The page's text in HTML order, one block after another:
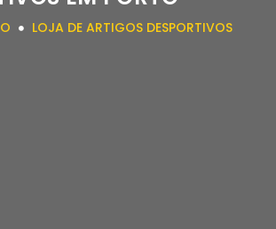
LOJA DE ARTIGOS DESPORTIVOS